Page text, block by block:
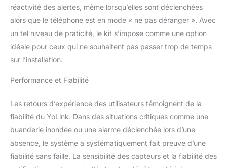
diverses conditions.
Avertissement de gel
intégré : équipé d'un
capteur de basse
température, le capteur
la température tombe à
congélation, vous aidant
à prévenir les tuyaux
gelés et les dommages
potentiels pendant les
mois les plus froids.
réactivité des alertes, même lorsqu’elles sont déclenchées
alors que le téléphone est en mode « ne pas déranger ». Avec
un tel niveau de praticité, le kit s’impose comme une option
idéale pour ceux qui ne souhaitent pas passer trop de temps
sur l’installation.
Performance et Fiabilité
Les retours d’expérience des utilisateurs témoignent de la
fiabilité du YoLink. Dans des situations critiques comme une
buanderie inondée ou une alarme déclenchée lors d’une
absence, le système a systématiquement fait preuve d’une
fiabilité sans faille. La sensibilité des capteurs et la fiabilité des